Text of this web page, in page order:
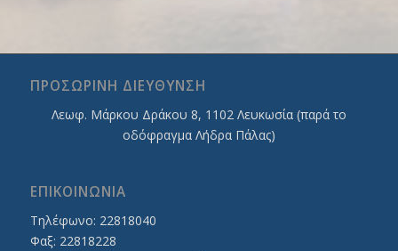
ΠΡΟΣΩΡΙΝΗ ΔΙΕΥΘΥΝΣΗ
Λεωφ. Mάρκου Δράκου 8, 1102 Λευκωσία (παρά το
οδόφραγμα Λήδρα Πάλας)
ΕΠΙΚΟΙΝΩΝΙΑ
Τηλέφωνο: 22818040
Φαξ: 22818228